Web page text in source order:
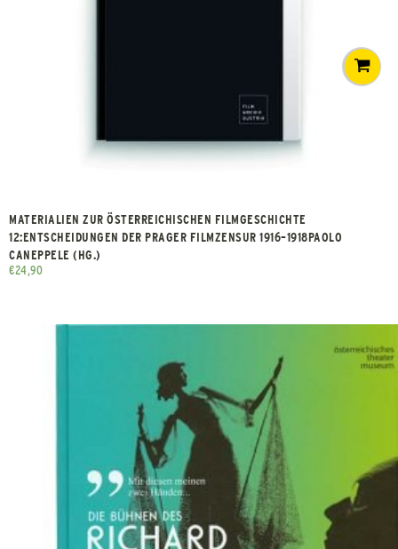
MATERIALIEN ZUR ÖSTERREICHISCHEN FILMGESCHICHTE
12:ENTSCHEIDUNGEN DER PRAGER FILMZENSUR 1916–1918PAOLO
CANEPPELE (HG.)
€24,90